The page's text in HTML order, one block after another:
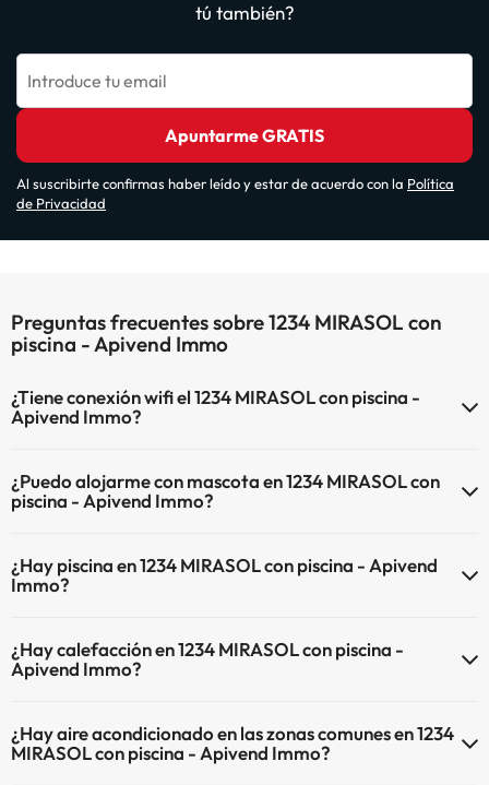
tú también?
Introduce tu email
Apuntarme GRATIS
Al suscribirte confirmas haber leído y estar de acuerdo con la Política
de Privacidad
Preguntas frecuentes sobre 1234 MIRASOL con
piscina - Apivend Immo
¿Tiene conexión wifi el 1234 MIRASOL con piscina -
Apivend Immo?
¿Puedo alojarme con mascota en 1234 MIRASOL con
piscina - Apivend Immo?
mascotas.
¿Hay piscina en 1234 MIRASOL con piscina - Apivend
Immo?
servicio puede ser de pago) Aquí tienes más info sobre la piscina y
otras instalaciones.
¿Hay calefacción en 1234 MIRASOL con piscina -
Apivend Immo?
las zonas comunes.
¿Hay aire acondicionado en las zonas comunes en 1234
MIRASOL con piscina - Apivend Immo?